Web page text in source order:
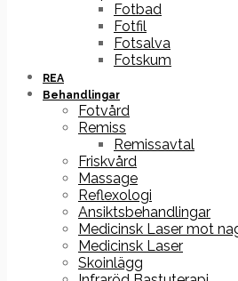
Fotbad
Fotfil
Fotsalva
Fotskum
REA
Behandlingar
Fotvård
Remiss
Remissavtal
Friskvård
Massage
Reflexologi
Ansiktsbehandlingar
Medicinsk Laser mot
Medicinsk Laser
Skoinlägg